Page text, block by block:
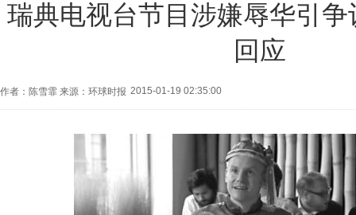
瑞典电视台节目涉嫌辱华引
回应
作者：陈雪霏 来源：环球时报 2015-01-19 02:35:00